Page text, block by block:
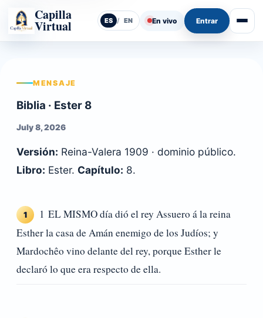
Capilla
Virtual ES / EN En vivo Entrar Abrir
MENSAJE
Biblia · Ester 8
July 8, 2026
Versión: Reina-Valera 1909 · dominio público.
Libro: Ester. Capítulo: 8.
1
1 EL MISMO día dió el rey Assuero á la reina
Esther la casa de Amán enemigo de los Judíos; y
Mardochêo vino delante del rey, porque Esther le
declaró lo que era respecto de ella.